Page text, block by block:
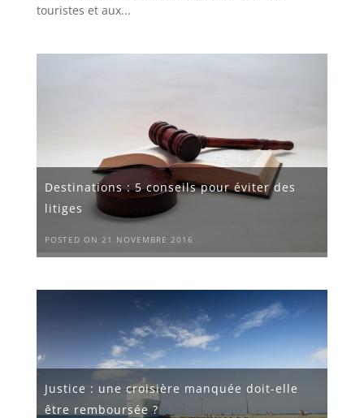
touristes et aux...
Destinations : 5 conseils pour éviter des
litiges
POSTED ON 21 NOVEMBRE 2016
Justice : une croisière manquée doit-elle
être remboursée ?